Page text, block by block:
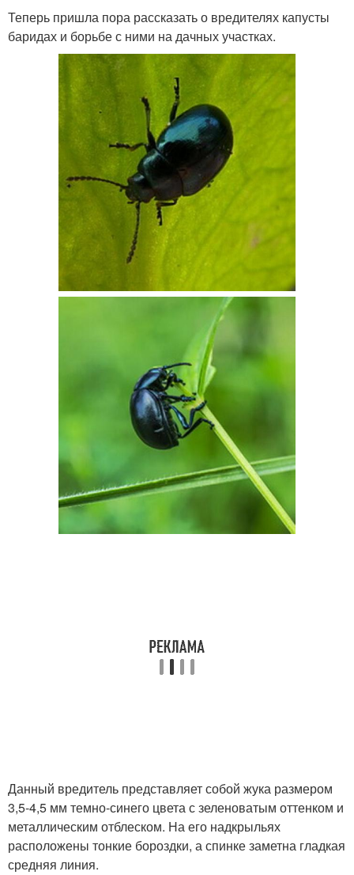
Теперь пришла пора рассказать о вредителях капусты
баридах и борьбе с ними на дачных участках.
Данный вредитель представляет собой жука размером
3,5-4,5 мм темно-синего цвета с зеленоватым оттенком и
металлическим отблеском. На его надкрыльях
расположены тонкие бороздки, а спинке заметна гладкая
средняя линия.